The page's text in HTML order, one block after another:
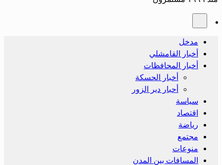
مدخل
أخبار القامشلي
أخبار المحافظات
أخبار الحسكة
أحبار دير الزور
سياسة
اقتصاد
رياضة
مجتمع
منوعات
المسافات بين المدن